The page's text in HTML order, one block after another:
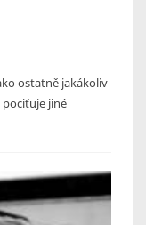
ostatně jakákoliv
pociťuje jiné